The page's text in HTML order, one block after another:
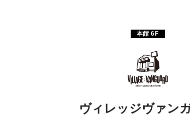
本館 6F
ヴィレッジヴァン